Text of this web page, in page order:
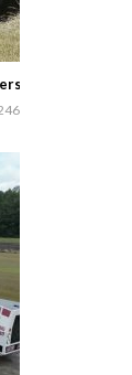
in Friesland…